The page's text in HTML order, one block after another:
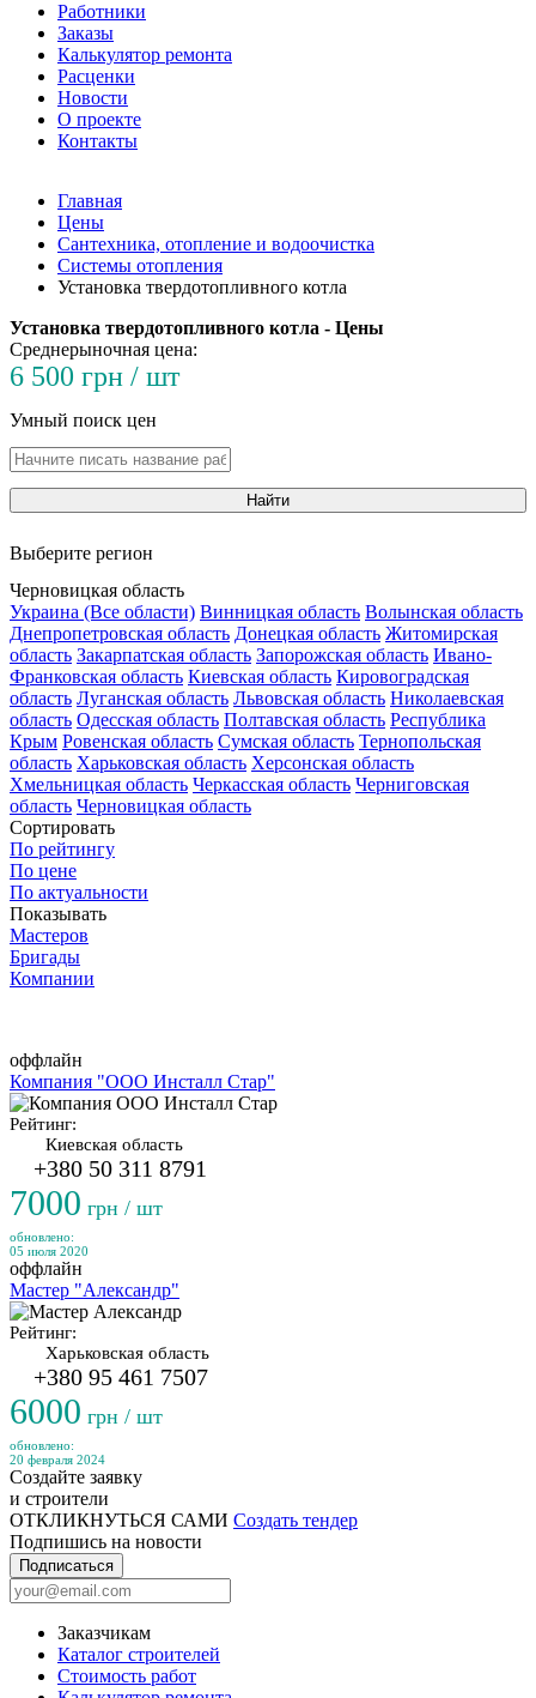
Работники
Заказы
Калькулятор ремонта
Расценки
Новости
О проекте
Контакты
Главная
Цены
Сантехника, отопление и водоочистка
Системы отопления
Установка твердотопливного котла
Установка твердотопливного котла - Цены
Среднерыночная цена:
6 500 грн / шт
Умный поиск цен
Найти
Выберите регион
Черновицкая область
Украина (Все области) Винницкая область Волынская область
Днепропетровская область Донецкая область Житомирская
область Закарпатская область Запорожская область Ивано-
Франковская область Киевская область Кировоградская
область Луганская область Львовская область Николаевская
область Одесская область Полтавская область Республика
Крым Ровенская область Сумская область Тернопольская
область Харьковская область Херсонская область
Хмельницкая область Черкасская область Черниговская
область Черновицкая область
Сортировать
По рейтингу
По цене
По актуальности
Показывать
Мастеров
Бригады
Компании
оффлайн
Компания "ООО Инсталл Стар"
Рейтинг:
Киевская область
+380 50 311 8791
7000 грн / шт
обновлено:
05 июля 2020
оффлайн
Мастер "Александр"
Рейтинг:
Харьковская область
+380 95 461 7507
6000 грн / шт
обновлено:
20 февраля 2024
Создайте заявку
и строители
ОТКЛИКНУТЬСЯ САМИ Создать тендер
Подпишись на новости
Подписаться
Заказчикам
Каталог строителей
Стоимость работ